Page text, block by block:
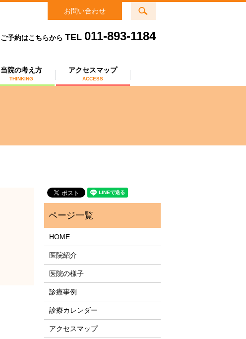
お問い合わせ
ご予約はこちらから TEL 011-893-1184
当院の考え方
THINKING
アクセスマップ
ACCESS
search
HOME
医院紹介
医院の様子
診療事例
診療カレンダー
アクセスマップ